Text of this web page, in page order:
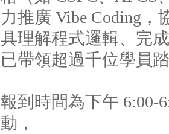
力推廣 Vibe Coding
具理解程式邏輯、完
已帶領超過千位學員
報到時間為下午 6:00-
動，